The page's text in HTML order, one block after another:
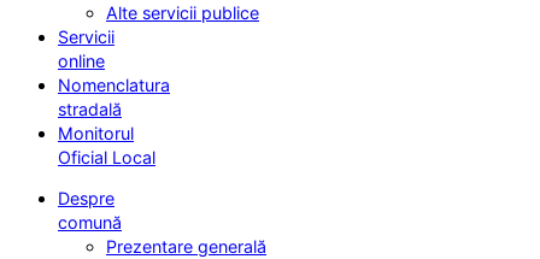
Alte servicii publice
Servicii
online
Nomenclatura
stradală
Monitorul
Oficial Local
Despre
comună
Prezentare generală